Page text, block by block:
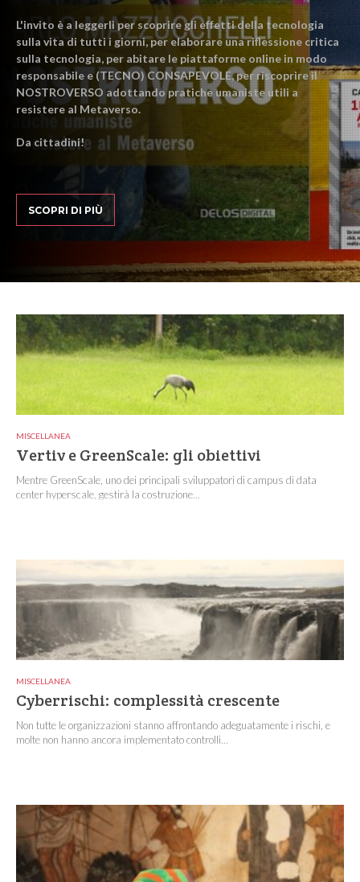
L'invito è a leggerli per scoprire gli effetti della tecnologia
sulla vita di tutti i giorni, per elaborare una riflessione critica
sulla tecnologia, per abitare le piattaforme online in modo
responsabile e (TECNO) CONSAPEVOLE, per riscoprire il
NOSTROVERSO adottando pratiche umaniste utili a
resistere al Metaverso.
Da cittadini!
SCOPRI DI PIÙ
MISCELLANEA
Vertiv e GreenScale: gli obiettivi
Mentre GreenScale, uno dei principali sviluppatori di campus di data
center hyperscale, gestirà la costruzione...
MISCELLANEA
Cyberrischi: complessità crescente
Non tutte le organizzazioni stanno affrontando adeguatamente i rischi, e
molte non hanno ancora implementato controlli...